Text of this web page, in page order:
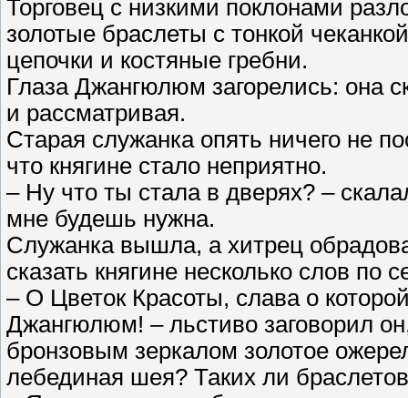
Торговец с низкими поклонами
золотые браслеты с тонкой
цепочки и костяные гребни.
Глаза Джангюлюм загорелись: она
и рассматривая.
Старая служанка опять ничего не
что княгине стало неприятно.
– Ну что ты стала в дверях? –
мне будешь нужна.
Служанка вышла, а хитрец
сказать княгине несколько слов по
– О Цветок Красоты, слава о
Джангюлюм! – льстиво заговорил
бронзовым зеркалом золотое
лебединая шея? Таких ли